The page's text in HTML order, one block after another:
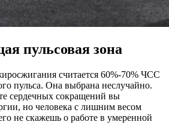
пульсовая зона
считается 60%-70% ЧСС
пульса. Она выбрана неслучайно.
сердечных сокращений вы
но человека с лишним весом
не скажешь о работе в умеренной